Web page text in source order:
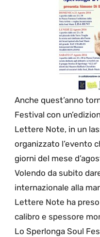
Anche quest’anno
Festival con
Lettere Note, in un
organizzato l’evento
giorni del mese
Volendo da subito
internazionale alla
Lettere Note ha
calibro e spessore
Lo Sperlonga Soul